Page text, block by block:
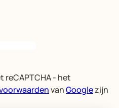
reCAPTCHA - het
vanGooglezijn